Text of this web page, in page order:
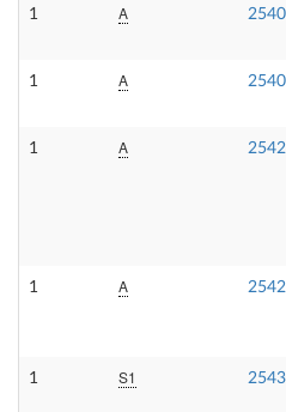
1 A
1 A
1 A
1 A
1 S1